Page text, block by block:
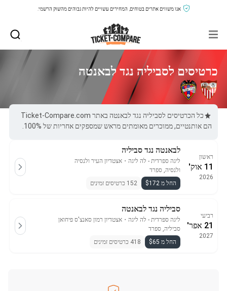
אנו משווים אתרים בטוחים, המחירים עשויים להיות גבוהים מהשוק הרשמי.
כרטיסים לסביליה נגד לבאנטה
כל הכרטיסים לסביליה נגד לבאנטה באתר Ticket-Compare.com
הם אותנטיים, ממוכרים מאומתים מראש שמספקים אחריות של 100%.
ראשון
11 אוק'
2026
לבאנטה נגד סביליה
ליגה ספרדית - לה ליגה ・ אצטדיון העיר ולנסיה
ולנסיה, ספרד
החל מ $172
152 כרטיסים זמינים
רביעי
21 אפר'
2027
סביליה נגד לבאנטה
ליגה ספרדית - לה ליגה ・ אצטדיון רמון סאנצ'ס פיחואן
סביליה, ספרד
החל מ $65
418 כרטיסים זמינים